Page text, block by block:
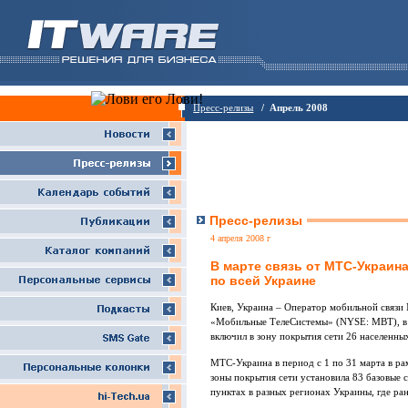
Пресс-релизы / Апрель 2008
Пресс-релизы
4 апреля 2008 г
В марте связь от МТС-
по всей Украине
Киев, Украина – Оператор мобильной
«Мобильные ТелеСистемы» (NYSE: MBT), в
включил в зону покрытия сети 26
МТС-Украина в период с 1 по 31 марта в
зоны покрытия сети установила 83 базовые
пунктах в разных регионах Украины, где